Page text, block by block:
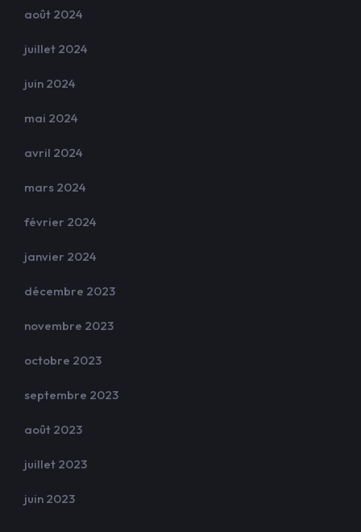
août 2024
juillet 2024
juin 2024
mai 2024
avril 2024
mars 2024
février 2024
janvier 2024
décembre 2023
novembre 2023
octobre 2023
septembre 2023
août 2023
juillet 2023
juin 2023